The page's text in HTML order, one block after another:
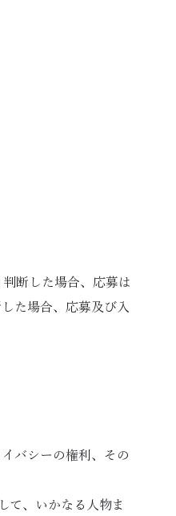
断した場合、応募は
た場合、応募及び入
バシーの権利、その
て、いかなる人物ま